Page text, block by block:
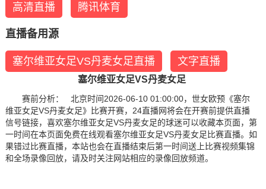
高清直播 腾讯体育
直播备用源
塞尔维亚女足VS丹麦女足直播 文字直播
塞尔维亚女足VS丹麦女足
赛前分析： 北京时间2026-06-10 01:00:00，世女欧预《塞尔
维亚女足VS丹麦女足》比赛开赛，24直播网将会在开赛前提供直播
信号链接，喜欢塞尔维亚女足VS丹麦女足的球迷可以收藏本页面，第
一时间在本页面免费在线观看塞尔维亚女足VS丹麦女足比赛直播。如
果错过比赛直播，本站也会在直播结束后第一时间送上比赛视频集锦
和全场录像回放，请及时关注网站相应的录像回放频道。